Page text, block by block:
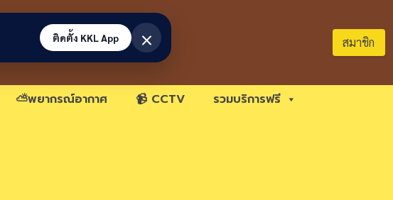
สมาชิก
⛅พยากรณ์อากาศ 📹 CCTV รวมบริการฟรี
ติดตั้ง KKL App ×